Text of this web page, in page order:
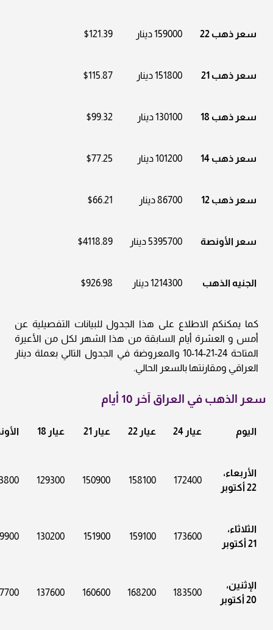
سعر ذهب 22 159000 دينار $121.39
سعر ذهب 21 151800 دينار $115.87
سعر ذهب 18 130100 دينار $99.32
سعر ذهب 14 101200 دينار $77.25
سعر ذهب 12 86700 دينار $66.21
سعر الأونصة 5395700 دينار $4118.89
الجنيه الذهب 1214300 دينار $926.98
كما يمكنكم الاطلاع على هذا الجدول للبيانات التفصيلية عن
أمس و العشرة أيام السابقة من هذا الشهر لكل من الأعيرة
المتاحة 24-21-14-10 والمعروضة في الجدول التالي بعملة دينار
العراقي ومقارنتها بالسعر الحالي.
سعر الذهب في العراق آخر 10 أيام
اليوم عيار 24 عيار 22 عيار 21 عيار 18
الأربعاء،
22 أكتوبر
172400
158100
150900
129300
الثلاثاء،
21 أكتوبر
173600
159100
151900
130200
الإثنين،
20 أكتوبر
183500
168200
160600
137600